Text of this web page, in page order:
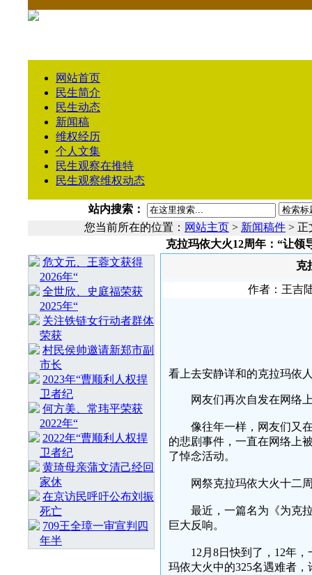
网站首页
民生简介
民生动态
新闻稿
维权经历
个人文集
民生观察在推特
民生观察维权动态
站内搜索：
您当前所在的位置： 网站主页 > 新闻稿件 > 正
危文元、王蓉文获得
2026年“
全世欣、史庭福荣获
2025年“
关注铁链女行动者群体
荣获
村民侯帅邀请新郑市副
市长
2023年“曹顺利人权捍
卫者纪
何方美、常玮平荣获
2022年“
2022年“曹顺利人权捍
卫者纪
黄琦母亲蒲文清己经回
家休
在京访民呼吁公布刘振
死亡
709王全璋一审宣判四
年半
克拉玛依大火12周年：“让领
克
作者：王吉
看上去安静详和的克拉玛依
网友们再次自发在网络上
像往年一样，网友们又在
的悲剧事件，一直在网络上
了悼念活动。
网祭克拉玛依大火十二
最近，一篇名为《为克拉
巨大反响。
12月8日快到了，12年，
玛依大火中的325名遇难者